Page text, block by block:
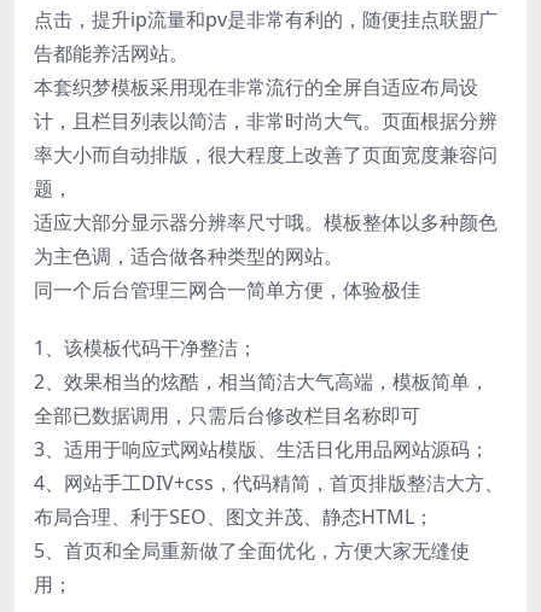
点击，提升ip流量和pv是非常有利的，随便挂点联盟广
告都能养活网站。
本套织梦模板采用现在非常流行的全屏自适应布局设
计，且栏目列表以简洁，非常时尚大气。页面根据分辨
率大小而自动排版，很大程度上改善了页面宽度兼容问
题，
适应大部分显示器分辨率尺寸哦。模板整体以多种颜色
为主色调，适合做各种类型的网站。
同一个后台管理三网合一简单方便，体验极佳
1、该模板代码干净整洁；
2、效果相当的炫酷，相当简洁大气高端，模板简单，
全部已数据调用，只需后台修改栏目名称即可
3、适用于响应式网站模版、生活日化用品网站源码；
4、网站手工DIV+css，代码精简，首页排版整洁大方、
布局合理、利于SEO、图文并茂、静态HTML；
5、首页和全局重新做了全面优化，方便大家无缝使
用；